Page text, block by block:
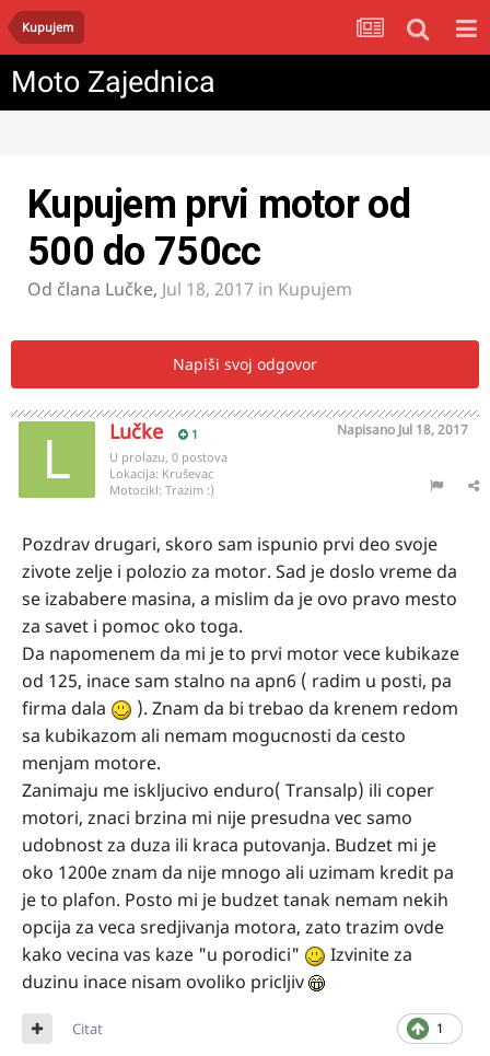
Kupujem
Moto Zajednica
Kupujem prvi motor od
500 do 750cc
Od člana Lučke, Jul 18, 2017 in Kupujem
Napiši svoj odgovor
Lučke 1 Napisano Jul 18, 2017
U prolazu, 0 postova
Lokacija: Kruševac
Motocikl: Trazim :)
Pozdrav drugari, skoro sam ispunio prvi deo svoje
zivote zelje i polozio za motor. Sad je doslo vreme da
se izababere masina, a mislim da je ovo pravo mesto
za savet i pomoc oko toga.
Da napomenem da mi je to prvi motor vece kubikaze
od 125, inace sam stalno na apn6 ( radim u posti, pa
firma dala
). Znam da bi trebao da krenem redom
sa kubikazom ali nemam mogucnosti da cesto
menjam motore.
Zanimaju me iskljucivo enduro( Transalp) ili coper
motori, znaci brzina mi nije presudna vec samo
udobnost za duza ili kraca putovanja. Budzet mi je
oko 1200e znam da nije mnogo ali uzimam kredit pa
je to plafon. Posto mi je budzet tanak nemam nekih
opcija za veca sredjivanja motora, zato trazim ovde
kako vecina vas kaze "u porodici"
Izvinite za
duzinu inace nisam ovoliko pricljiv
1
Citat